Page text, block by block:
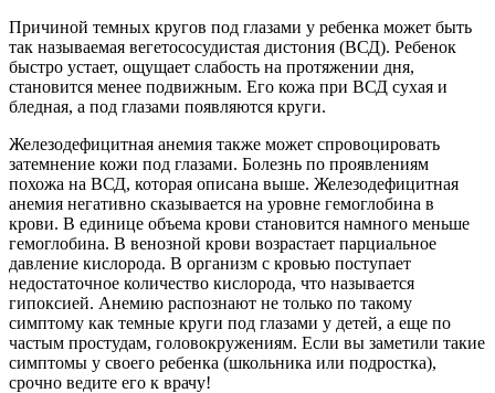
Причиной темных кругов под глазами у ребенка может быть
так называемая вегетососудистая дистония (ВСД). Ребенок
быстро устает, ощущает слабость на протяжении дня,
становится менее подвижным. Его кожа при ВСД сухая и
бледная, а под глазами появляются круги.
Железодефицитная анемия также может спровоцировать
затемнение кожи под глазами. Болезнь по проявлениям
похожа на ВСД, которая описана выше. Железодефицитная
анемия негативно сказывается на уровне гемоглобина в
крови. В единице объема крови становится намного меньше
гемоглобина. В венозной крови возрастает парциальное
давление кислорода. В организм с кровью поступает
недостаточное количество кислорода, что называется
гипоксией. Анемию распознают не только по такому
симптому как темные круги под глазами у детей, а еще по
частым простудам, головокружениям. Если вы заметили такие
симптомы у своего ребенка (школьника или подростка),
срочно ведите его к врачу!